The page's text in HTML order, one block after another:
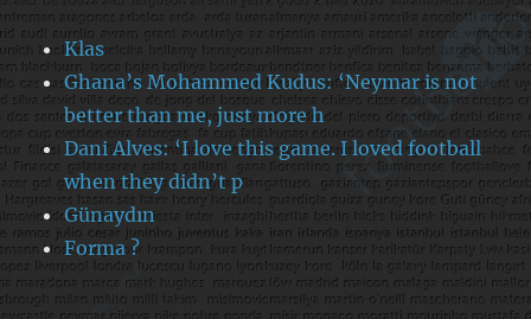
Klas
Ghana’s Mohammed Kudus: ‘Neymar is not
better than me, just more h
Dani Alves: ‘I love this game. I loved football
when they didn’t p
Günaydın
Forma ?